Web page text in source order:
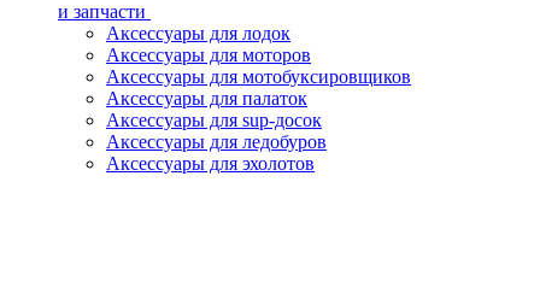
и запчасти
Аксессуары для лодок
Аксессуары для моторов
Аксессуары для мотобуксировщиков
Аксессуары для палаток
Аксессуары для sup-досок
Аксессуары для ледобуров
Аксессуары для эхолотов